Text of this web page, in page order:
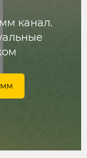
канал.